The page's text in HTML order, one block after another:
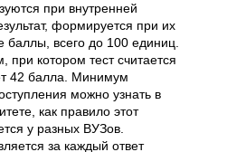
при внутренней
формируется при их
баллы, всего до 100 единиц.
котором тест считается
42 балла. Минимум
можно узнать в
как правило этот
у разных ВУЗов.
за каждый ответ